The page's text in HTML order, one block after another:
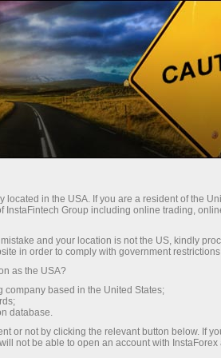
Kelebihan Kami
yang
menjadikan teknologi
piawaian industri. Hari ini,
bagi 7 juta pedagang
9 pelayan dan akses satu
located in the USA. If you are a resident of the
InstaFintech Group including online trading,
and your location is not the US, kindly
in order to comply with government
as the USA?
company based in the United States;
database.
or not by clicking the relevant button below. If
not be able to open an account with InstaForex